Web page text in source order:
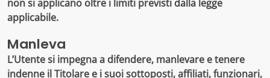
non si applicano oltre i limiti previsti dalla legge
applicabile.
Manleva
L’Utente si impegna a difendere, manlevare e tenere
indenne il Titolare e i suoi sottoposti, affiliati, funzionari,